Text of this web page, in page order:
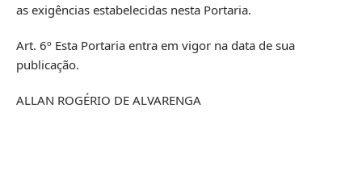
as exigências estabelecidas nesta Portaria.
Art. 6º Esta Portaria entra em vigor na data de sua
publicação.
ALLAN ROGÉRIO DE ALVARENGA